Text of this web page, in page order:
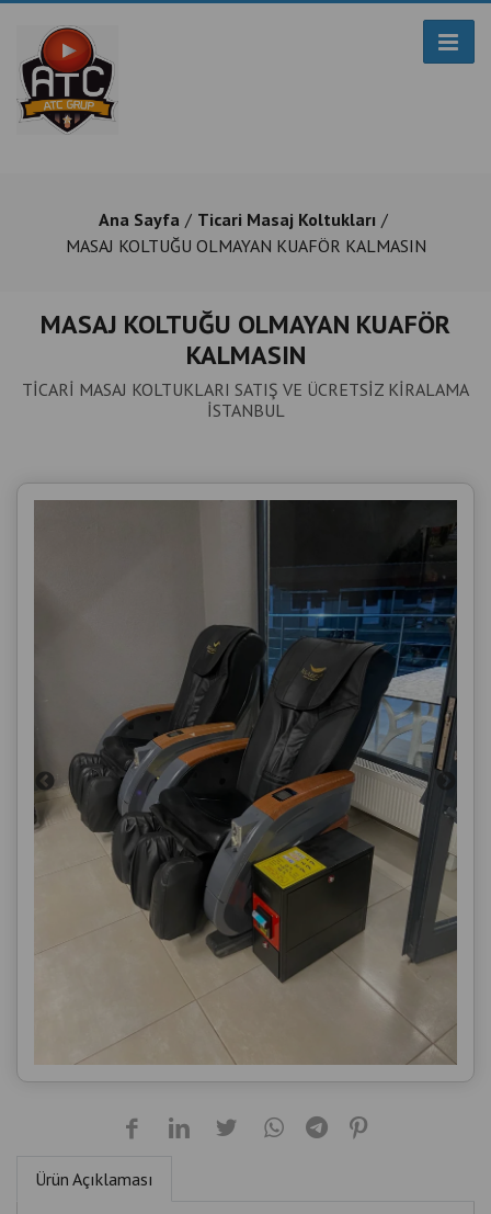
Ana Sayfa
Ticari Masaj Koltukları
MASAJ KOLTUĞU OLMAYAN KUAFÖR KALMASIN
MASAJ KOLTUĞU OLMAYAN KUAFÖR
KALMASIN
TİCARİ MASAJ KOLTUKLARI SATIŞ VE ÜCRETSİZ KİRALAMA
İSTANBUL
Ürün Açıklaması